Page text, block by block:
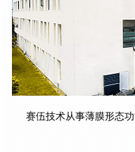
赛伍技术从事薄膜形态